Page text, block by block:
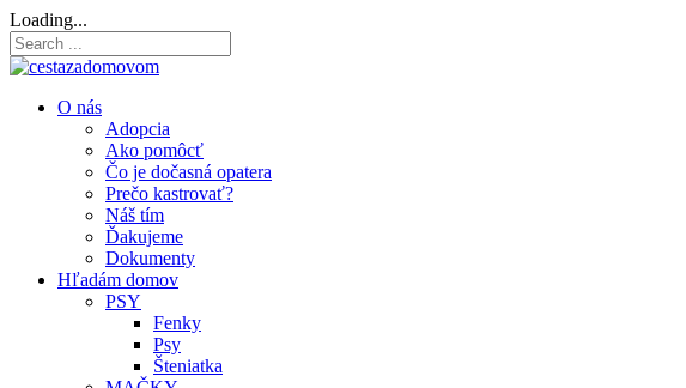
Loading...
O nás
Adopcia
Ako pomôcť
Čo je dočasná opatera
Prečo kastrovať?
Náš tím
Ďakujeme
Dokumenty
Hľadám domov
PSY
Fenky
Psy
Šteniatka